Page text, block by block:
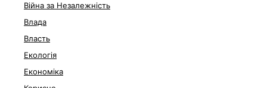
Війна за Незалежність
Влада
Власть
Екологія
Економіка